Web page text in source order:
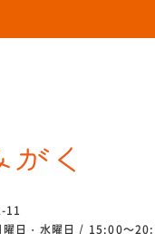
11
日・水曜日 / 15:00～